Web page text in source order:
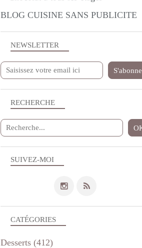
NEWSLETTER
SUIVEZ-MOI
RECHERCHE
BLOG CUISINE SANS PUBLICITE
CATÉGORIES
Desserts (412)